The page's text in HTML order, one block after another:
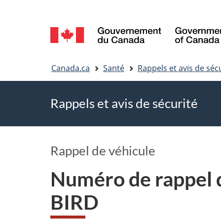
Sélection
de
la
Canada.ca Santé Rappels et avis de
Rappels et avis de sécurité
Rappel de véhicule
Numéro de rappel
BIRD